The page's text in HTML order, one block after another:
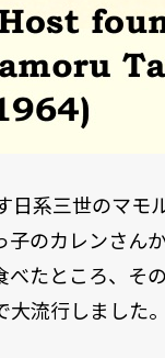
日系三世のマモ
のカレンさん
たところ、そ
流行しました。